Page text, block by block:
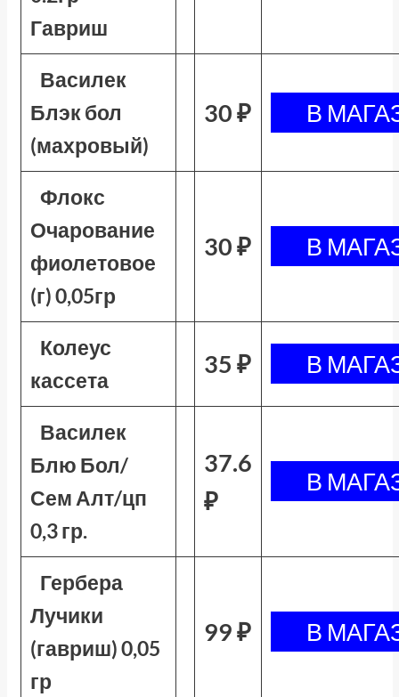
Гавриш
Василек
Блэк бол
(махровый)
30 ₽
Флокс
Очарование
фиолетовое
(г) 0,05гр
30 ₽
Колеус
кассета
35 ₽
Василек
Блю Бол/
Сем Алт/цп
0,3 гр.
37.6
₽
Гербера
Лучики
(гавриш) 0,05
гр
99 ₽